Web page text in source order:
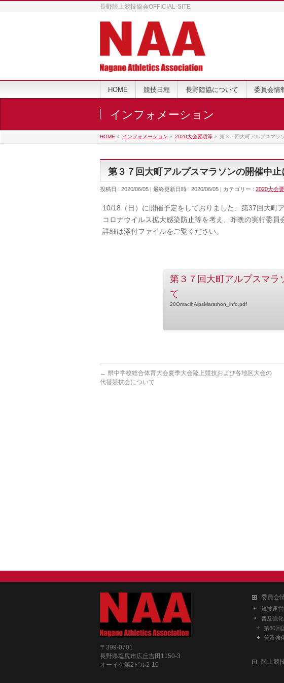
長野陸上競技協会OFFICIAL-SITE
HOME 競技日程 長野陸協について 委員会情
インフォメーション
HOME » インフォメーション » 2020大会要項等 » 第３７回大町アルプスマラ
第３７回大町アルプスマラソンの開催中止
投稿日 : 2020/06/05 最終更新日時 : 2020/06/05 カテゴリー : 2020大会
10/18（日）に開催予定をしておりました、第37回大町
コロナウイルス拡大感染防止等を考え、昨晩の実行委員
詳細は添付ファイルをご覧ください。
第３７回大町アルプスマラ
て
20OmacihAlpsMarathon_info.pdf
← 県中学校総合体育大会夏季大会陸上競技および各地区大会の
代替競技会について
〒399-0701
長野県塩尻市広丘吉田1150-3
オーイケ第2ビル2-10
委員会
競技運
普及強
第80回
普及強
陸上競